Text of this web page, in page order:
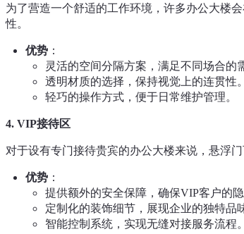
为了营造一个舒适的工作环境，许多办公大楼
性。
优势 ：
灵活的空间分隔方案，满足不同场合的
透明材质的选择，保持视觉上的连贯性。
轻巧的操作方式，便于日常维护管理。
4. VIP接待区
对于设有专门接待贵宾的办公大楼来说，悬浮
优势 ：
提供额外的安全保障，确保VIP客户的隐
定制化的装饰细节，展现企业的独特品
智能控制系统，实现无缝对接服务流程。